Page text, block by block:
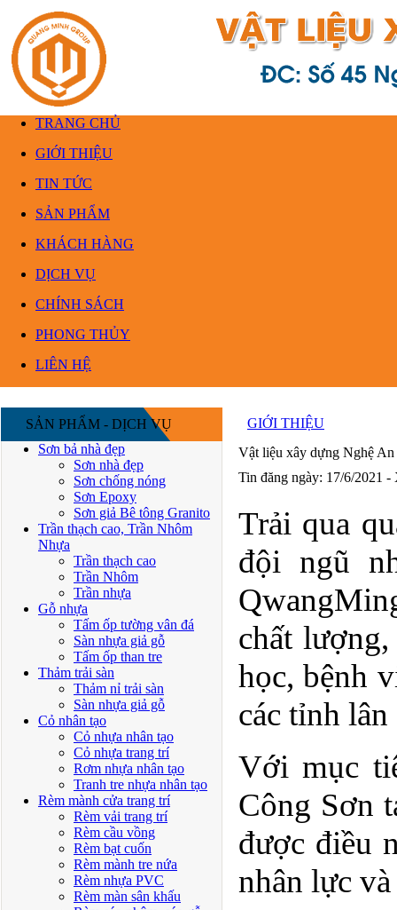
TRANG CHỦ
GIỚI THIỆU
TIN TỨC
SẢN PHẨM
KHÁCH HÀNG
DỊCH VỤ
CHÍNH SÁCH
PHONG THỦY
LIÊN HỆ
SẢN PHẨM - DỊCH VỤ
Sơn bả nhà đẹp
Sơn nhà đẹp
Sơn chống nóng
Sơn Epoxy
Sơn giả Bê tông Granito
Trần thạch cao, Trần Nhôm
Nhựa
Trần thạch cao
Trần Nhôm
Trần nhựa
Gỗ nhựa
Tấm ốp tường vân đá
Sàn nhựa giả gỗ
Tấm ốp than tre
Thảm trải sàn
Thảm nỉ trải sàn
Sàn nhựa giả gỗ
Cỏ nhân tạo
Cỏ nhựa nhân tạo
Cỏ nhựa trang trí
Rơm nhựa nhân tạo
Tranh tre nhựa nhân tạo
Rèm mành cửa trang trí
Rèm vải trang trí
Rèm cầu vồng
Rèm bạt cuốn
Rèm mành tre nứa
Rèm nhựa PVC
Rèm màn sân khấu
GIỚI THIỆU
Vật liệu xây dựng Nghệ An
Tin đăng ngày: 17/6/2021 -
Trải qua
đội ngũ
chất
học, bệnh
các tỉnh lân
Với mục
Công Sơn
được điều
nhân lực